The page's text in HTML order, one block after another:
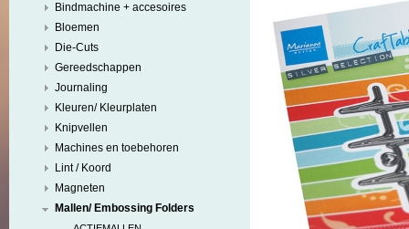
Bindmachine + accesoires
Bloemen
Die-Cuts
Gereedschappen
Journaling
Kleuren/ Kleurplaten
Knipvellen
Machines en toebehoren
Lint / Koord
Magneten
Mallen/ Embossing Folders